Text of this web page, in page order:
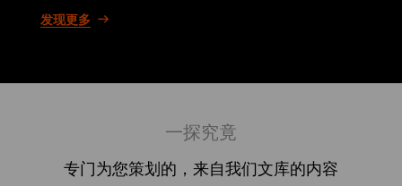
发现更多
一探究竟
专门为您策划的，来自我们文库的内容